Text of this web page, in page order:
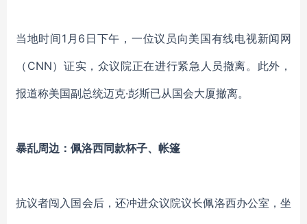
当地时间1月6日下午，一位议员向美国有线电视新闻网
（CNN）证实，众议院正在进行紧急人员撤离。此外，
报道称美国副总统迈克·彭斯已从国会大厦撤离。
暴乱周边：佩洛西同款杯子、帐篷
抗议者闯入国会后， 还冲进众议院议长佩洛西办公室，坐